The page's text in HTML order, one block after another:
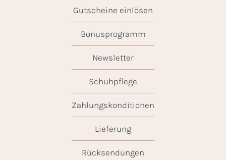
Gutscheine einlösen
Bonusprogramm
Newsletter
Schuhpflege
Zahlungskonditionen
Lieferung
Rücksendungen